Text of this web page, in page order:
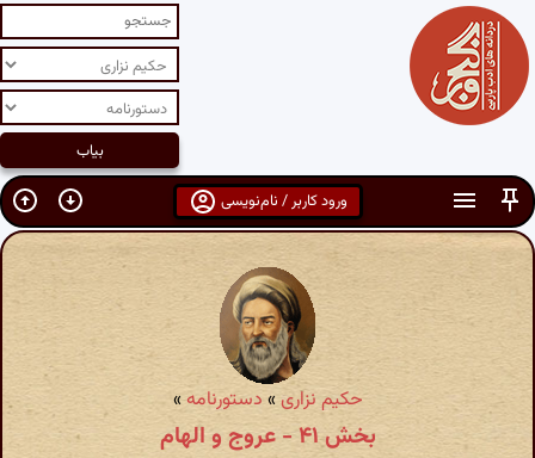
ورود کاربر / نام‌نویسی
حکیم نزاری» دستورنامه»
بخش ۴۱ - عروج و الهام